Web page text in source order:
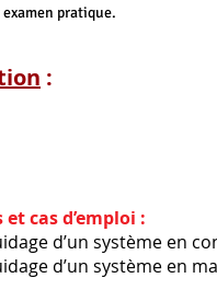
pratique.
:
cas d’emploi :
en
en